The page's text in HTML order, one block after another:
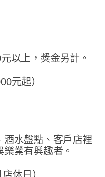
以上，獎金另計。
元起）
酒水盤點、客戶店裡
業有興趣者。
休日）